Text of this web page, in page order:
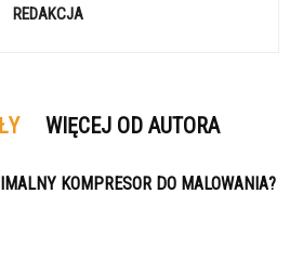
REDAKCJA
WIĘCEJ OD AUTORA
KOMPRESOR DO MALOWANIA?